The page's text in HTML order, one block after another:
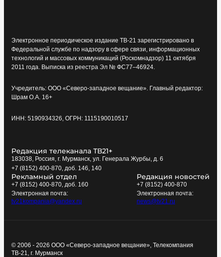
Электронное периодическое издание ТВ-21 зарегистрировано в
Федеральной службе по надзору в сфере связи, информационных
технологий и массовых коммуникаций (Роскомнадзор) 11 октября
2011 года. Выписка из реестра Эл № ФС77–46924.
Учредитель: ООО «Северо-западное вещание». Главный редактор:
Шрам О.А. 16+
ИНН: 5190934326, ОГРН: 1115190010517
Редакция телеканала ТВ21+
183038, Россия, г. Мурманск, ул. Генерала Журбы, д. 6
+7 (8152) 400-870, доб. 146, 140
Рекламный отдел
+7 (8152) 400-870, доб. 160
Электронная почта:
tv21kompania@yandex.ru
Редакция новостей
+7 (8152) 400-870
Электронная почта:
news@tv21.ru
© 2006 - 2026 ООО «Северо-западное вещание», Телекомпания
ТВ-21, г. Мурманск